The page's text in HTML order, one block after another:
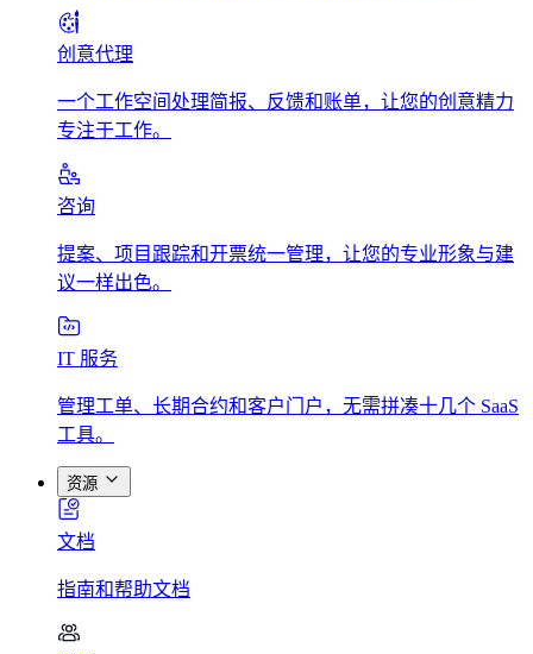
创意代理
一个工作空间处理简报、反馈和账单，让您的创意精力
专注于工作。
咨询
提案、项目跟踪和开票统一管理，让您的专业形象与建
议一样出色。
IT 服务
管理工单、长期合约和客户门户，无需拼凑十几个 SaaS
工具。
资源
文档
指南和帮助文档